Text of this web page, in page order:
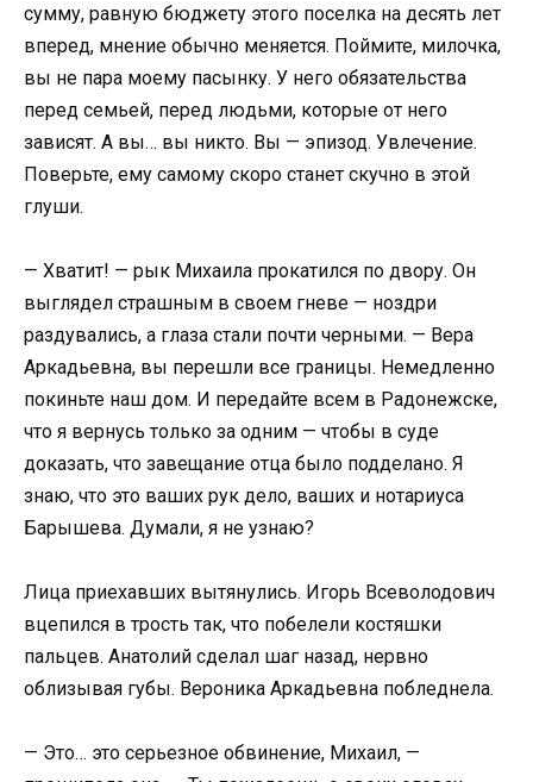
сумму, равную бюджету этого поселка на десять лет
вперед, мнение обычно меняется. Поймите, милочка,
вы не пара моему пасынку. У него обязательства
перед семьей, перед людьми, которые от него
зависят. А вы… вы никто. Вы — эпизод. Увлечение.
Поверьте, ему самому скоро станет скучно в этой
глуши.
— Хватит! — рык Михаила прокатился по двору. Он
выглядел страшным в своем гневе — ноздри
раздувались, а глаза стали почти черными. — Вера
Аркадьевна, вы перешли все границы. Немедленно
покиньте наш дом. И передайте всем в Радонежске,
что я вернусь только за одним — чтобы в суде
доказать, что завещание отца было подделано. Я
знаю, что это ваших рук дело, ваших и нотариуса
Барышева. Думали, я не узнаю?
Лица приехавших вытянулись. Игорь Всеволодович
вцепился в трость так, что побелели костяшки
пальцев. Анатолий сделал шаг назад, нервно
облизывая губы. Вероника Аркадьевна побледнела.
— Это… это серьезное обвинение, Михаил, —